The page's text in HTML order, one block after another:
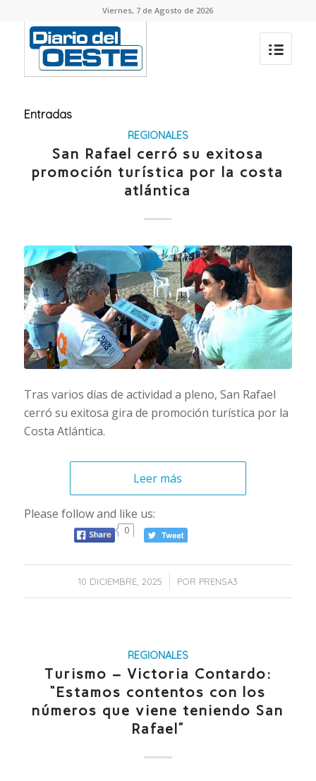
Viernes, 7 de Agosto de 2026
Entradas
REGIONALES
San Rafael cerró su exitosa
promoción turística por la costa
atlántica
Tras varios días de actividad a pleno, San Rafael
cerró su exitosa gira de promoción turística por la
Costa Atlántica.
Leer más
Please follow and like us:
0
10 DICIEMBRE, 2025
/ POR PRENSA3
REGIONALES
Turismo – Victoria Contardo:
“Estamos contentos con los
números que viene teniendo San
Rafael”